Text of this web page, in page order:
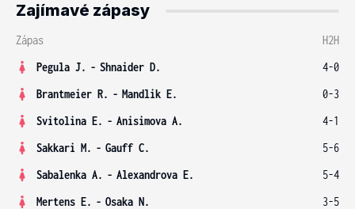
Zajímavé zápasy
Zápas
H2H
Pegula J. - Shnaider D.
4-0
Brantmeier R. - Mandlik E.
0-3
Svitolina E. - Anisimova A.
4-1
Sakkari M. - Gauff C.
5-6
Sabalenka A. - Alexandrova E.
5-4
Mertens E. - Osaka N. 3-5